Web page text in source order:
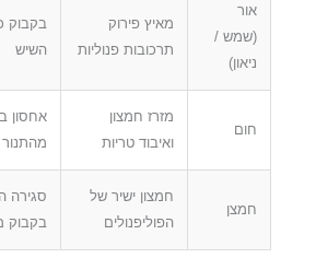
אור
(שמש /
ניאון)
מאיץ פירוק
תרכובות פנוליות
בקבוק
השיש
חום
מזרז חמצון
ואיבוד טריות
אחסון
מהתנור
חמצן
חמצון ישיר של
הפוליפנולים
סגירה
בקבוק